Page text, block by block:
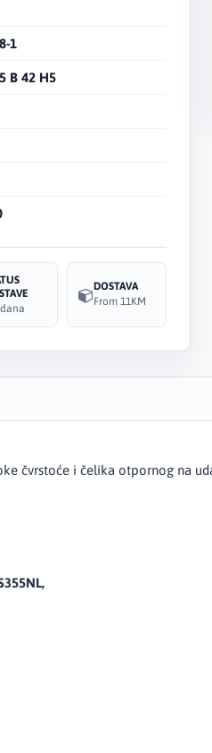
1
B 42 H5
DOSTAVA
From 11KM
čvrstoće i čelika otpornog na